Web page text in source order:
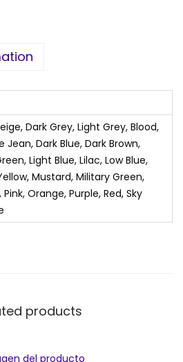
Dark Grey, Light Grey, Blood,
Jean, Dark Blue, Dark Brown,
Light Blue, Lilac, Low Blue,
Mustard, Military Green,
Pink, Orange, Purple, Red, Sky
products